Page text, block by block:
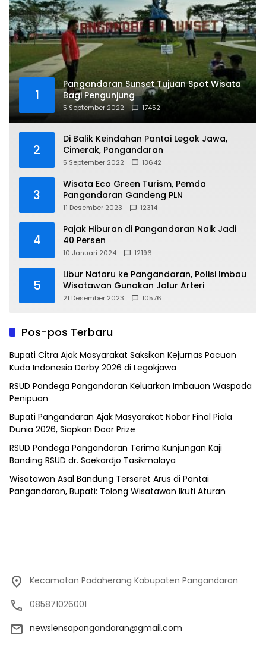
1
Pangandaran Sunset Tujuan Spot Wisata
Bagi Pengunjung
5 September 2022 17452
2
Di Balik Keindahan Pantai Legok Jawa,
Cimerak, Pangandaran
5 September 2022 13642
3
Wisata Eco Green Turism, Pemda
Pangandaran Gandeng PLN
11 Desember 2023 12314
4
Pajak Hiburan di Pangandaran Naik Jadi
40 Persen
10 Januari 2024 12196
5
Libur Nataru ke Pangandaran, Polisi Imbau
Wisatawan Gunakan Jalur Arteri
21 Desember 2023 10576
Pos-pos Terbaru
Bupati Citra Ajak Masyarakat Saksikan Kejurnas Pacuan
Kuda Indonesia Derby 2026 di Legokjawa
RSUD Pandega Pangandaran Keluarkan Imbauan Waspada
Penipuan
Bupati Pangandaran Ajak Masyarakat Nobar Final Piala
Dunia 2026, Siapkan Door Prize
RSUD Pandega Pangandaran Terima Kunjungan Kaji
Banding RSUD dr. Soekardjo Tasikmalaya
Wisatawan Asal Bandung Terseret Arus di Pantai
Pangandaran, Bupati: Tolong Wisatawan Ikuti Aturan
Kecamatan Padaherang Kabupaten Pangandaran
085871026001
newslensapangandaran@gmail.com